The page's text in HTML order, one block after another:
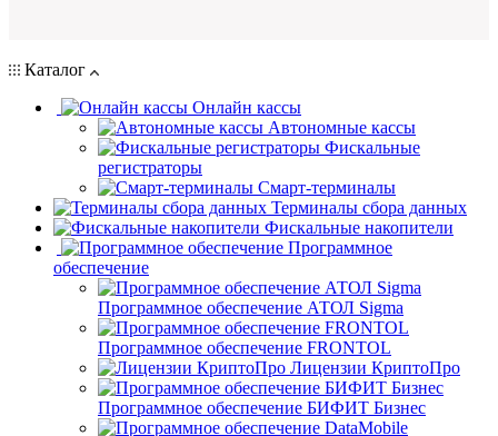
Каталог
Онлайн кассы
Автономные кассы
Фискальные
регистраторы
Смарт-терминалы
Терминалы сбора данных
Фискальные накопители
Программное
обеспечение
Программное обеспечение АТОЛ Sigma
Программное обеспечение FRONTOL
Лицензии КриптоПро
Программное обеспечение БИФИТ Бизнес